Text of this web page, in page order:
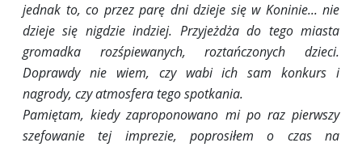
jednak to, co przez parę dni dzieje się w Koninie... nie
dzieje się nigdzie indziej. Przyjeżdża do tego miasta
gromadka rozśpiewanych, roztańczonych dzieci.
Doprawdy nie wiem, czy wabi ich sam konkurs i
nagrody, czy atmosfera tego spotkania.
Pamiętam, kiedy zaproponowano mi po raz pierwszy
szefowanie tej imprezie, poprosiłem o czas na